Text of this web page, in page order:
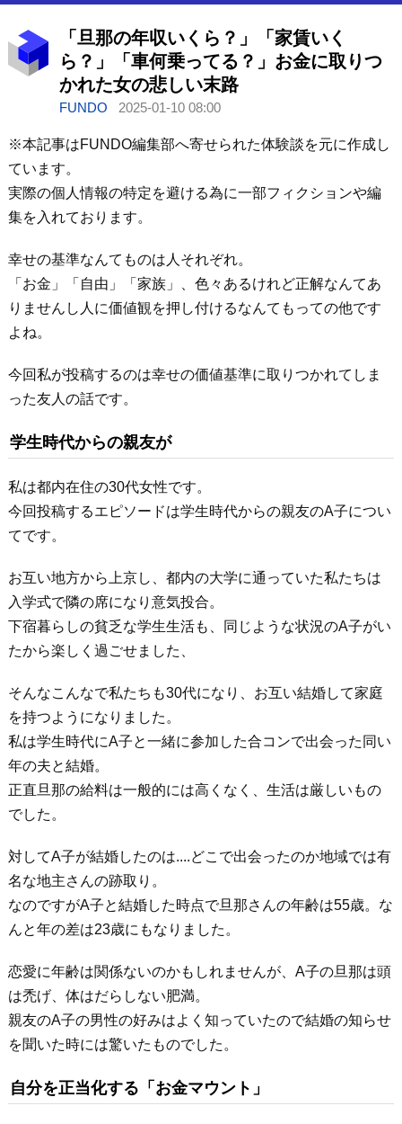
「旦那の年収いくら？」「家賃いく
ら？」「車何乗ってる？」お金に取りつ
かれた女の悲しい末路
FUNDO 2025-01-10 08:00
※本記事はFUNDO編集部へ寄せられた体験談を元に作成し
ています。
実際の個人情報の特定を避ける為に一部フィクションや編
集を入れております。
幸せの基準なんてものは人それぞれ。
「お金」「自由」「家族」、色々あるけれど正解なんてあ
りませんし人に価値観を押し付けるなんてもっての他です
よね。
今回私が投稿するのは幸せの価値基準に取りつかれてしま
った友人の話です。
学生時代からの親友が
私は都内在住の30代女性です。
今回投稿するエピソードは学生時代からの親友のA子につい
てです。
お互い地方から上京し、都内の大学に通っていた私たちは
入学式で隣の席になり意気投合。
下宿暮らしの貧乏な学生生活も、同じような状況のA子がい
たから楽しく過ごせました、
そんなこんなで私たちも30代になり、お互い結婚して家庭
を持つようになりました。
私は学生時代にA子と一緒に参加した合コンで出会った同い
年の夫と結婚。
正直旦那の給料は一般的には高くなく、生活は厳しいもの
でした。
対してA子が結婚したのは....どこで出会ったのか地域では有
名な地主さんの跡取り。
なのですがA子と結婚した時点で旦那さんの年齢は55歳。な
んと年の差は23歳にもなりました。
恋愛に年齢は関係ないのかもしれませんが、A子の旦那は頭
は禿げ、体はだらしない肥満。
親友のA子の男性の好みはよく知っていたので結婚の知らせ
を聞いた時には驚いたものでした。
自分を正当化する「お金マウント」